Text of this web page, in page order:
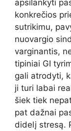
apsilankyti
konkrečios
sutrikimu,
nuovargio
varginantis,
tipiniai GI
gali atrodyti,
ji turi labai
šiek tiek
pat dažnai
didelį stresą.